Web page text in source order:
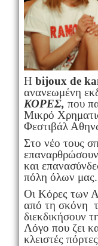
Η bijoux de
ανανεωμένη
ΚΟΡΕΣ, που
Μικρό
Φεστιβάλ
Στο νέο τους
και
πόλη όλων μας.
Οι Κόρες των
από τη σκόνη
διεκδικήσουν
Λόγο που ζει
κλειστές